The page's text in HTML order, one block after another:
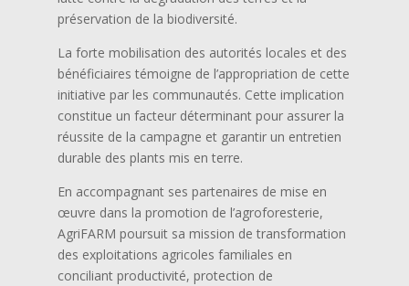
préservation de la biodiversité.
La forte mobilisation des autorités locales et des
bénéficiaires témoigne de l’appropriation de cette
initiative par les communautés. Cette implication
constitue un facteur déterminant pour assurer la
réussite de la campagne et garantir un entretien
durable des plants mis en terre.
En accompagnant ses partenaires de mise en
œuvre dans la promotion de l’agroforesterie,
AgriFARM poursuit sa mission de transformation
des exploitations agricoles familiales en
conciliant productivité, protection de